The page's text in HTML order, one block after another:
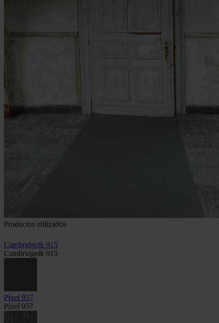
Productos utilizados
Cambridge& 915
Cambridge& 915
Pixel 957
Pixel 957